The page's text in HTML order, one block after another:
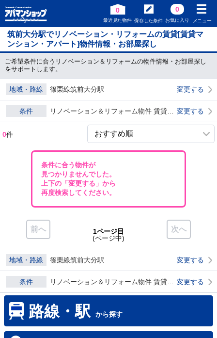
0
最近見た物件 保存した条件
0
お気に入り メニュー
筑前大分駅でリノベーション・リフォームの賃貸[賃貸マ
ンション・アパート]物件情報・お部屋探し
ご希望条件に合うリノベーション＆リフォームの物件情報・お部屋探し
をサポートします。
地域・路線 篠栗線筑前大分駅 変更する
条件 変更する
0件
条件に合う物件が
見つかりませんでした。
上下の「変更する」から
再度検索してください。
前へ 次へ
1ページ目
(ページ中)
地域・路線 篠栗線筑前大分駅 変更する
条件 変更する
路線・駅 から探す